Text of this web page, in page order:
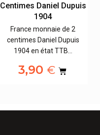
Centimes Daniel Dupuis
1904
France monnaie de 2
centimes Daniel Dupuis
1904 en état TTB…
3,90 €